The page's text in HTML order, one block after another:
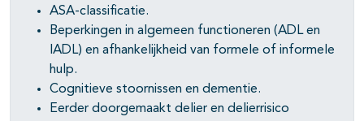
ASA-classificatie.
Beperkingen in algemeen functioneren (ADL en
IADL) en afhankelijkheid van formele of informele
hulp.
Cognitieve stoornissen en dementie.
Eerder doorgemaakt delier en delierrisico